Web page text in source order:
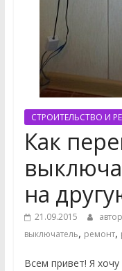
СТРОИТЕЛЬСТВО И
Как
на
21.09.2015 автор
выключатель, ремонт,
Всем привет! Я